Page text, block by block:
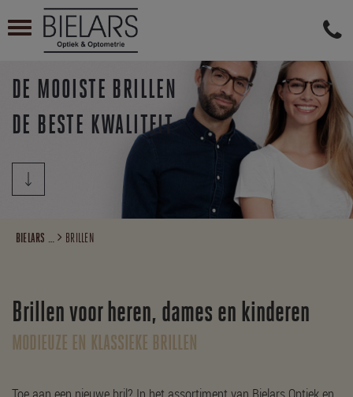

DE MOOISTE BRILLEN
DE BESTE KWALITEIT
BIELARS OPTIEK EN OPTOMETRIE BRILLEN
Brillen voor heren, dames en kinderen
MODIEUZE EN KLASSIEKE BRILLEN